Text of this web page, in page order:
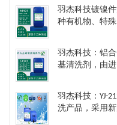
羽杰科技镀镍
种有机物、特
羽杰科技：铝
基清洗剂，由
羽杰科技：YJ-
洗产品，采用